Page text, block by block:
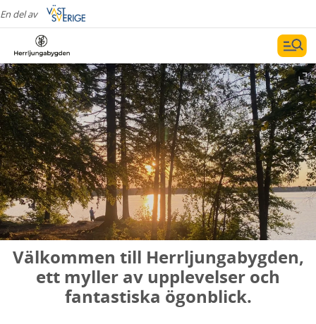
En del av
Välkommen till Herrljungabygden,
ett myller av upplevelser och
fantastiska ögonblick.